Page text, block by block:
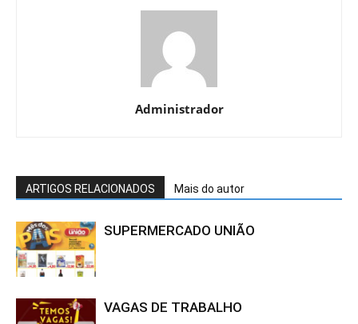
Administrador
ARTIGOS RELACIONADOS Mais do autor
SUPERMERCADO UNIÃO
VAGAS DE TRABALHO